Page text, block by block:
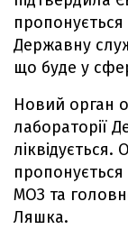
Державну
що буде у
Новий орган
лабораторії
ліквідується.
МОЗ та
Ляшка.